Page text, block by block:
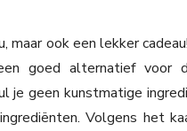
maar ook een lekker
goed alternatief voor
je geen kunstmatige
Volgens het